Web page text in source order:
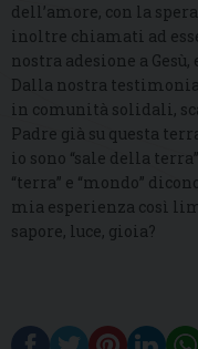
dell’amore, con la
inoltre chiamati ad
nostra adesione a Gesù,
Dalla nostra
in comunità solidali,
Padre già su questa
io sono “sale della
“terra” e “mondo”
mia esperienza così
sapore, luce, gioia?